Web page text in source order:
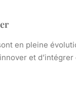
en pleine
et